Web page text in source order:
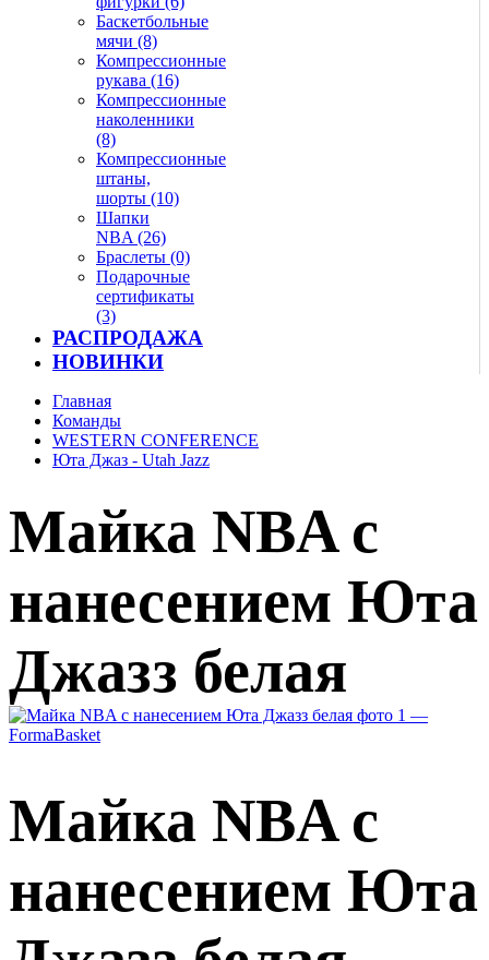
Баскетбольные
мячи (8)
Компрессионные
рукава (16)
Компрессионные
наколенники
(8)
Компрессионные
штаны,
шорты (10)
Шапки
NBA (26)
Браслеты (0)
Подарочные
сертификаты
(3)
РАСПРОДАЖА
НОВИНКИ
Главная
Команды
WESTERN CONFERENCE
Юта Джаз - Utah Jazz
Майка NBA с
нанесением Юта
Джазз белая
Майка NBA с
нанесением Юта